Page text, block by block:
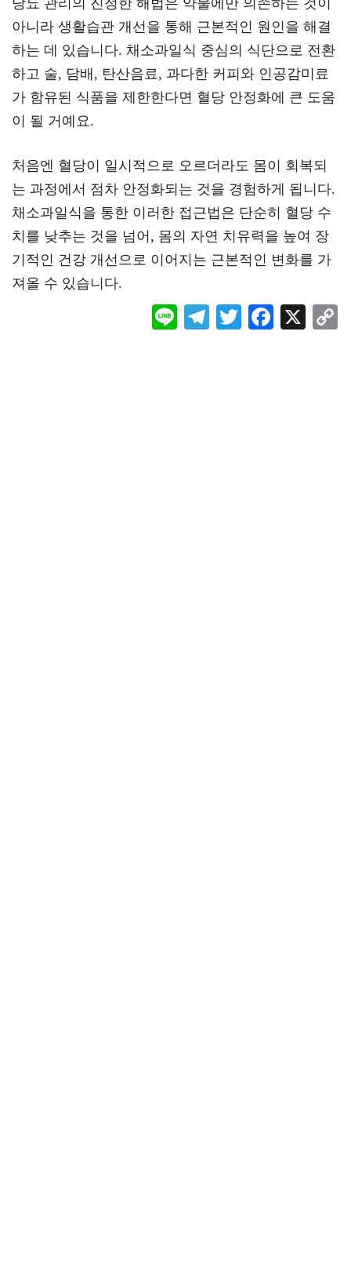
아니라 생활습관 개선을 통해 근본적인 원인을 해결
하는 데 있습니다. 채소과일식 중심의 식단으로 전환
하고 술, 담배, 탄산음료, 과다한 커피와 인공감미료
가 함유된 식품을 제한한다면 혈당 안정화에 큰 도움
이 될 거예요.
처음엔 혈당이 일시적으로 오르더라도 몸이 회복되
는 과정에서 점차 안정화되는 것을 경험하게 됩니다.
채소과일식을 통한 이러한 접근법은 단순히 혈당 수
치를 낮추는 것을 넘어, 몸의 자연 치유력을 높여 장
기적인 건강 개선으로 이어지는 근본적인 변화를 가
져올 수 있습니다.
Li
Te
T
F
X